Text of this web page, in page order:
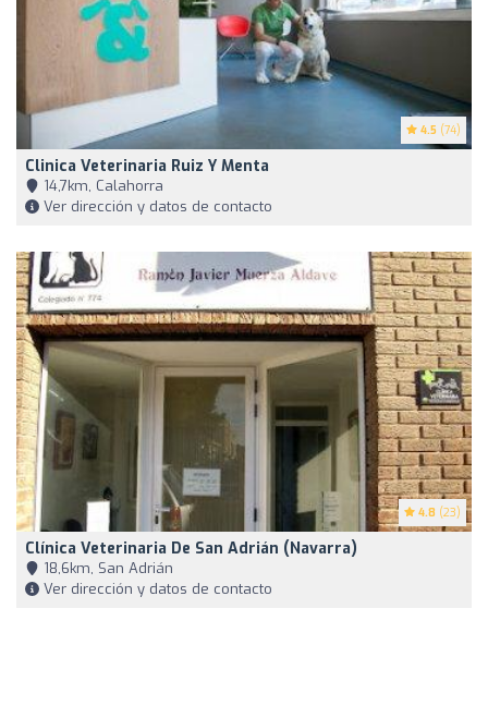
4.5 (74)
Clinica Veterinaria Ruiz Y Menta
14,7km, Calahorra
Ver dirección y datos de contacto
4.8 (23)
Clínica Veterinaria De San Adrián (Navarra)
18,6km, San Adrián
Ver dirección y datos de contacto